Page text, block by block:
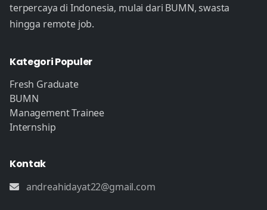
terpercaya di Indonesia, mulai dari BUMN, swasta
hingga remote job.
Kategori Populer
Fresh Graduate
BUMN
Management Trainee
Internship
Kontak
andreahidayat22@gmail.com